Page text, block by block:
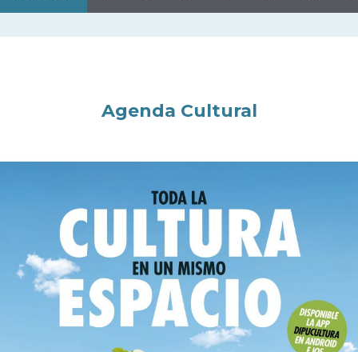
Agenda Cultural